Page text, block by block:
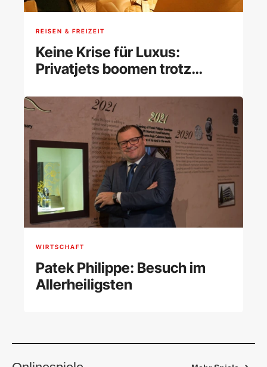
REISEN & FREIZEIT
Keine Krise für Luxus:
Privatjets boomen trotz
WIRTSCHAFT
Patek Philippe: Besuch im
Allerheiligsten